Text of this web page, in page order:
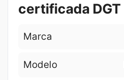
certificada DGT
Marca
Modelo